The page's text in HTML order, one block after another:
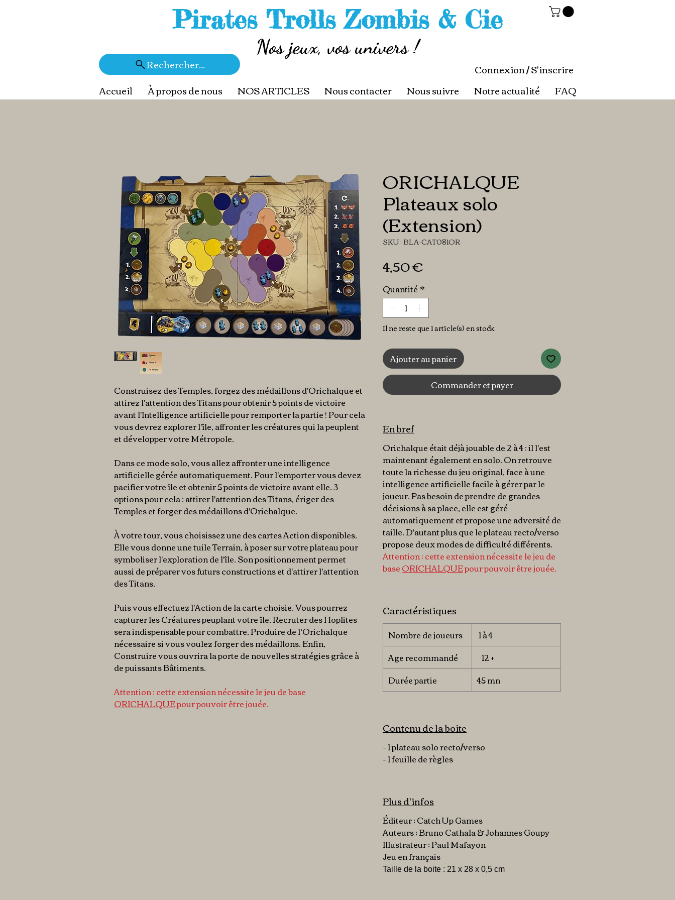
Pirates Trolls Zombis & Cie
Nos jeux, vos univers !
Connexion / S'inscrire
Rechercher...
Accueil
À propos de nous NOS ARTICLES Nous contacter Nous suivre Notre actualité FAQ
Construisez des Temples, forgez des médaillons d'Orichalque et
attirez l'attention des Titans pour obtenir 5 points de victoire
avant l'Intelligence artificielle pour remporter la partie ! Pour cela
vous devrez explorer l'île, affronter les créatures qui la peuplent
et développer votre Métropole.
Dans ce mode solo, vous allez affronter une intelligence
artificielle gérée automatiquement. Pour l'emporter vous devez
pacifier votre île et obtenir 5 points de victoire avant elle. 3
options pour cela : attirer l'attention des Titans, ériger des
Temples et forger des médaillons d'Orichalque.
À votre tour, vous choisissez une des cartes Action disponibles.
Elle vous donne une tuile Terrain, à poser sur votre plateau pour
symboliser l'exploration de l'île. Son positionnement permet
aussi de préparer vos futurs constructions et d'attirer l'attention
des Titans.
Puis vous effectuez l'Action de la carte choisie. Vous pourrez
capturer les Créatures peuplant votre île. Recruter des Hoplites
sera indispensable pour combattre. Produire de l’Orichalque
nécessaire si vous voulez forger des médaillons. Enfin,
Construire vous ouvrira la porte de nouvelles stratégies grâce à
de puissants Bâtiments.
Attention : cette extension nécessite le jeu de base
ORICHALQUEpour pouvoir être jouée.
ORICHALQUE
Plateaux solo
(Extension)
SKU : BLA-CAT081OR
4,50 €Prix
Quantité *
Il ne reste que 1 article(s) en stock
Ajouter au panier
Commander et payer
En bref
Orichalque était déjà jouable de 2 à 4 : il l'est
maintenant également en solo. On retrouve
toute la richesse du jeu original, face à une
intelligence artificielle facile à gérer par le
joueur. Pas besoin de prendre de grandes
décisions à sa place, elle est géré
automatiquement et propose une adversité de
taille. D'autant plus que le plateau recto/verso
propose deux modes de difficulté différents.
Attention : cette extension nécessite le jeu de
baseORICHALQUEpour pouvoir être jouée.
Caractéristiques
Nombre de joueurs
1 à 4
Age recommandé
12 +
Durée partie
45 mn
Contenu de la boite
- 1 plateau solo recto/verso
- 1 feuille de règles
Plus d'infos
Éditeur : Catch Up Games
Auteurs : Bruno Cathala & Johannes Goupy
Illustrateur : Paul Mafayon
Jeu en français
Taille de la boite : 21 x 28 x 0,5 cm